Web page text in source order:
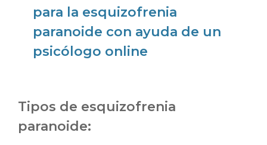
para la esquizofrenia
paranoide con ayuda de un
psicólogo online
Tipos de esquizofrenia
paranoide: